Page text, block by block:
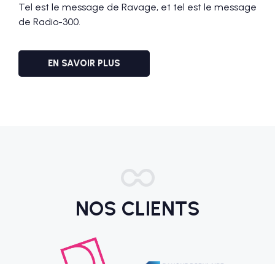
Tel est le message de Ravage, et tel est le message
de Radio-300.
EN SAVOIR PLUS
NOS CLIENTS